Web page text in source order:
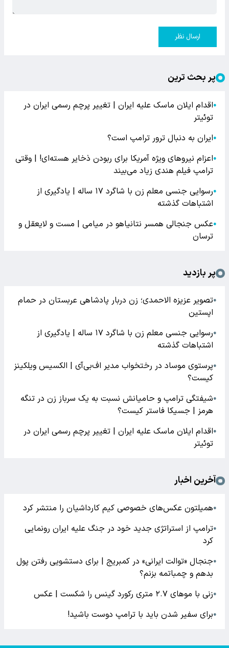
ارسال نظر
پر بحث ترین
●اقدام ایلان ماسک علیه ایران | تغییر پرچم رسمی ایران در
توئیتر
●ایران به دنبال ترور ترامپ است؟
●اعزام نیروهای ویژه آمریکا برای ربودن ذخایر هسته‌ای! | وقتی
ترامپ فیلم هندی زیاد می‌بیند
●
رسوایی جنسی معلم زن با شاگرد ۱۷ ساله | یادگیری از
اشتباهات گذشته
●عکس جنجالی همسر نتانیاهو در میامی | مست و لایعقل و
ترسان
پر بازدید
●تصویر عزیزه الاحمدی؛ زن دربار پادشاهی عربستان در حمام
اپستین
●
رسوایی جنسی معلم زن با شاگرد ۱۷ ساله | یادگیری از
اشتباهات گذشته
●پرستوی موساد در رختخواب مدیر اف‌بی‌آی | الکسیس ویلکینز
کیست؟
●شیفتگی ترامپ و حامیانش نسبت به یک سرباز زن در تنگه
هرمز | جسیکا فاستر کیست؟
●اقدام ایلان ماسک علیه ایران | تغییر پرچم رسمی ایران در
توئیتر
آخرین اخبار
●همیلتون عکس‌های خصوصی کیم‌ کارداشیان را منتشر کرد
●ترامپ از استراتژی جدید خود در جنگ علیه ایران رونمایی
کرد
●جنجال «توالت ایرانی» در کمبریج | برای دستشویی رفتن پول
بدهم و چمباتمه بزنم؟
●زنی با موهای ۲.۷ متری رکورد گینس را شکست | عکس
●برای سفیر شدن باید با ترامپ دوست باشید!